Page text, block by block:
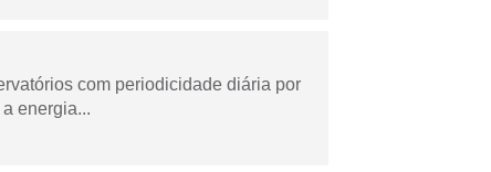
com periodicidade diária por
energia...